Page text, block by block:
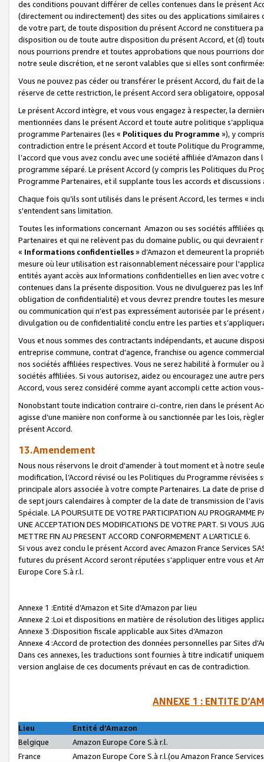
des conditions pouvant différer de celles contenues dans le présent
(directement ou indirectement) des sites ou des applications
de votre part, de toute disposition du présent Accord ne constituera
disposition ou de toute autre disposition du présent Accord, et (d)
nous pourrions prendre et toutes approbations que nous pourrions
notre seule discrétion, et ne seront valables que si elles sont
Vous ne pouvez pas céder ou transférer le présent Accord, du fait de
réserve de cette restriction, le présent Accord sera obligatoire,
Le présent Accord intègre, et vous vous engagez à respecter, la
mentionnées dans le présent Accord et toute autre politique
programme Partenaires (les « Politiques du Programme »), y
contradiction entre le présent Accord et toute Politique du
l’accord que vous avez conclu avec une société affiliée d’Amazon
programme séparé. Le présent Accord (y compris les Politiques du
Programme Partenaires, et il supplante tous les accords et discussions
Chaque fois qu’ils sont utilisés dans le présent Accord, les termes «
s'entendent sans limitation.
Toutes les informations concernant Amazon ou ses sociétés affiliées
Partenaires et qui ne relèvent pas du domaine public, ou qui
« Informations confidentielles» d’Amazon et demeurent la
mesure où leur utilisation est raisonnablement nécessaire pour
entités ayant accès aux Informations confidentielles en lien avec
contenues dans la présente disposition. Vous ne divulguerez pas les
obligation de confidentialité) et vous devrez prendre toutes les
ou communication qui n’est pas expressément autorisée par le
divulgation ou de confidentialité conclu entre les parties et
Vous et nous sommes des contractants indépendants, et aucune
entreprise commune, contrat d'agence, franchise ou agence
nos sociétés affiliées respectives. Vous ne serez habilité à formuler
sociétés affiliées. Si vous autorisez, aidez ou encouragez une autre
Accord, vous serez considéré comme ayant accompli cette action
Nonobstant toute indication contraire ci-contre, rien dans le présent
agisse d’une manière non conforme à ou sanctionnée par les lois,
présent Accord.
13.Amendement
Nous nous réservons le droit d'amender à tout moment et à notre
modification, l’Accord révisé ou les Politiques du Programme
principale alors associée à votre compte Partenaires. La date de
de sept jours calendaires à compter de la date de transmission de
Spéciale. LA POURSUITE DE VOTRE PARTICIPATION AU PROGRAMME
UNE ACCEPTATION DES MODIFICATIONS DE VOTRE PART. SI VOUS
METTRE FIN AU PRESENT ACCORD CONFORMEMENT A L’ARTICLE 6.
Si vous avez conclu le présent Accord avec Amazon France Services
futures du présent Accord seront réputées s’appliquer entre vous et
Europe Core S.à r.l.
Annexe 1 :Entité d’Amazon et Site d’Amazon par lieu
Annexe 2 :Loi et dispositions en matière de résolution des litiges
Annexe 3 :Disposition fiscale applicable aux Sites d’Amazon
Annexe 4 :Accord de protection des données personnelles par Sites
Dans ces annexes, les traductions sont fournies à titre indicatif
version anglaise de ces documents prévaut en cas de contradiction.
ANNEXE 1 : ENTITE
Lieu
Entité d’Amazon
Belgique
Amazon Europe Core S.à r.l.
France
Amazon Europe Core S.à r.l.(ou Amazon France